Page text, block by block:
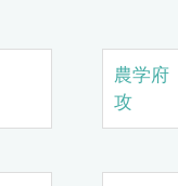
農学
攻